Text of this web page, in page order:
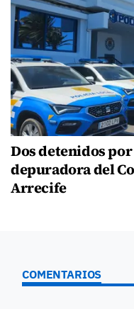
Dos detenidos
depuradora del
Arrecife
COMENTARIOS